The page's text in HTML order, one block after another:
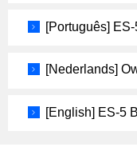
[Português]
[Nederlands]
[English] ES-5